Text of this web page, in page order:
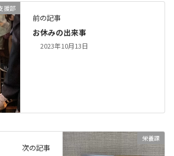
援部
前の記事
お休みの出来事
2023年10月13日
栄養課
次の記事